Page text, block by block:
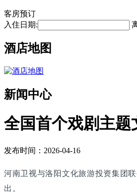
客房预订
入住日期:
酒店地图
新闻中心
全国首个戏剧主题
发布时间：2026-04-16
河南卫视与洛阳文化旅游投资集团
出。